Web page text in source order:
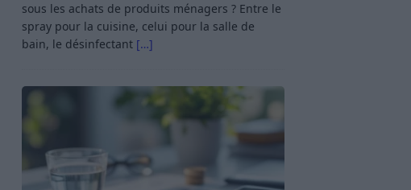
sous les achats de produits ménagers ? Entre le
spray pour la cuisine, celui pour la salle de
bain, le désinfectant […]